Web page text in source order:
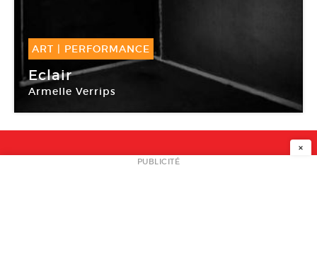
ART PERFORMANCE
27 Mar -27 Mar 2015
Eclair
Armelle Verrips
NEWSLETTER
×
PUBLICITÉ